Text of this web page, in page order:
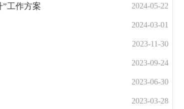
工作方案 2024-05-22
2024-03-01
2023-11-30
2023-09-24
2023-06-30
2023-03-28